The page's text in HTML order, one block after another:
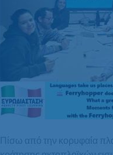
Πίσω από την κορυφαία